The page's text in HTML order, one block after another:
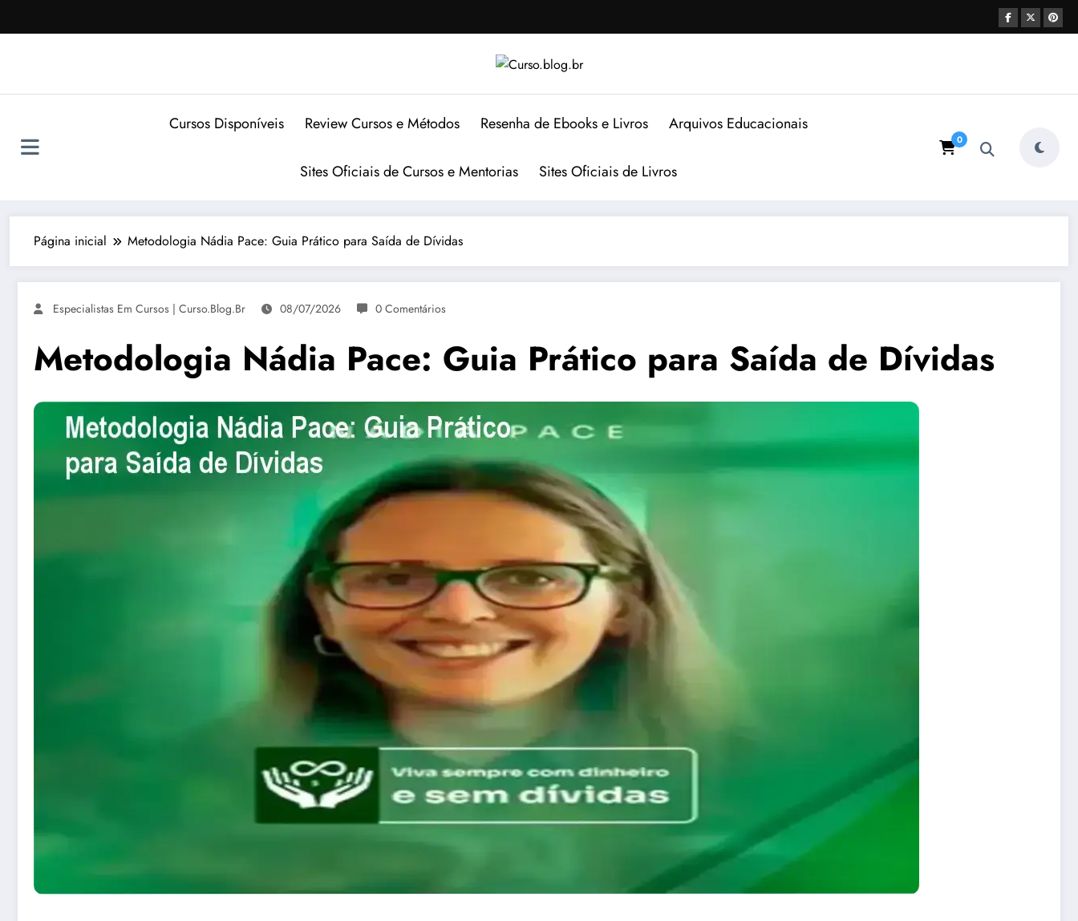
para
Cursos Disponíveis Review Cursos e Métodos Resenha de Ebooks e Livros Arquivos Educacionais
Sites Oficiais de Cursos e Mentorias Sites Oficiais de Livros
0
Página inicial Metodologia Nádia Pace: Guia Prático para Saída de Dívidas
Especialistas Em Cursos | Curso.blog.br 08/07/2026 0 Comentários
Metodologia Nádia Pace: Guia Prático para Saída de Dívidas